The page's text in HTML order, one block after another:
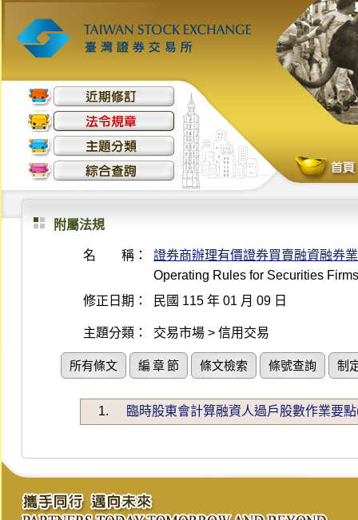
附屬法規
名 稱：
證券商辦理有價證券買賣融資融券
Operating Rules for Securities
修正日期：
民國 115 年 01 月 09 日
主題分類： 交易市場 > 信用交易
所有條文 編 章 節 條文檢索 條號查詢 制
1. 臨時股東會計算融資人過戶股數作業要